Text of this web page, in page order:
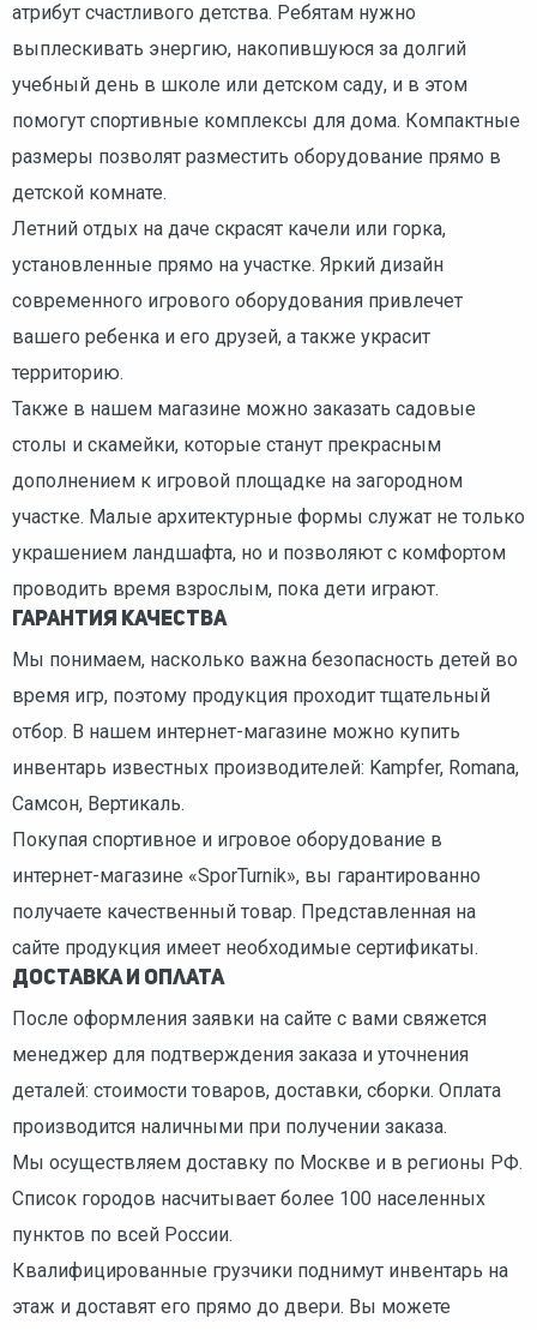
атрибут счастливого детства. Ребятам нужно
выплескивать энергию, накопившуюся за долгий
учебный день в школе или детском саду, и в этом
помогут спортивные комплексы для дома. Компактные
размеры позволят разместить оборудование прямо в
детской комнате.
Летний отдых на даче скрасят качели или горка,
установленные прямо на участке. Яркий дизайн
современного игрового оборудования привлечет
вашего ребенка и его друзей, а также украсит
территорию.
Также в нашем магазине можно заказать садовые
столы и скамейки, которые станут прекрасным
дополнением к игровой площадке на загородном
участке. Малые архитектурные формы служат не только
украшением ландшафта, но и позволяют с комфортом
проводить время взрослым, пока дети играют.
Гарантия качества
Мы понимаем, насколько важна безопасность детей во
время игр, поэтому продукция проходит тщательный
отбор. В нашем интернет-магазине можно купить
инвентарь известных производителей: Kampfer, Romana,
Caмсон, Вертикаль.
Покупая спортивное и игровое оборудование в
интернет-магазине «SporTurnik», вы гарантированно
получаете качественный товар. Представленная на
сайте продукция имеет необходимые сертификаты.
Доставка и оплата
После оформления заявки на сайте с вами свяжется
менеджер для подтверждения заказа и уточнения
деталей: стоимости товаров, доставки, сборки. Оплата
производится наличными при получении заказа.
Мы осуществляем доставку по Москве и в регионы РФ.
Список городов насчитывает более 100 населенных
пунктов по всей России.
Квалифицированные грузчики поднимут инвентарь на
этаж и доставят его прямо до двери. Вы можете